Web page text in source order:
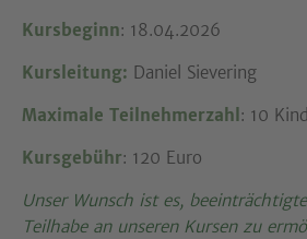
Kursbeginn: 18.04.2026
Kursleitung: Daniel Sievering
Maximale Teilnehmerzahl : 10
Kursgebühr: 120 Euro
Unser Wunsch ist es,
Teilhabe an unseren Kursen zu